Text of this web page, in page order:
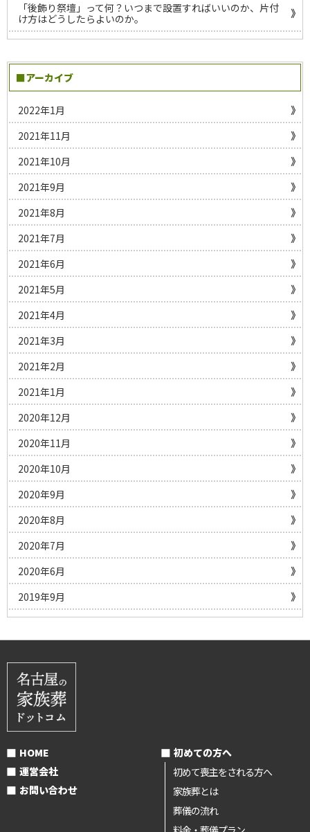
「後飾り祭壇」って何？いつまで設置すればいいのか、片付
け方はどうしたらよいのか。
■アーカイブ
2022年1月
2021年11月
2021年10月
2021年9月
2021年8月
2021年7月
2021年6月
2021年5月
2021年4月
2021年3月
2021年2月
2021年1月
2020年12月
2020年11月
2020年10月
2020年9月
2020年8月
2020年7月
2020年6月
2019年9月
HOME
運営会社
お問い合わせ
初めての方へ
初めて喪主をされる方へ
家族葬とは
葬儀の流れ